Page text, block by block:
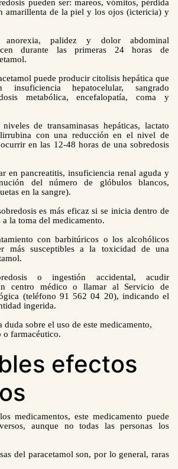
pueden ser: mareos, vómitos, pérdida
amarillenta de la piel y los ojos (ictericia) y
anorexia, palidez y dolor abdominal
durante las primeras 24 horas de
puede producir citolisis hepática que
hepatocelular, sangrado
metabólica, encefalopatía, coma y
de transaminasas hepáticas, lactato
con una reducción en el nivel de
en las 12-48 horas de una sobredosis
en pancreatitis, insuficiencia renal aguda y
del número de glóbulos blancos,
en la sangre).
es más eficaz si se inicia dentro de
a la toma del medicamento.
con barbitúricos o los alcohólicos
más susceptibles a la toxicidad de una
o ingestión accidental, acudir
centro médico o llamar al Servicio de
(teléfono 91 562 04 20), indicando el
ingerida.
duda sobre el uso de este medicamento,
o farmacéutico.
efectos
medicamentos, este medicamento puede
aunque no todas las personas los
del paracetamol son, por lo general, raras